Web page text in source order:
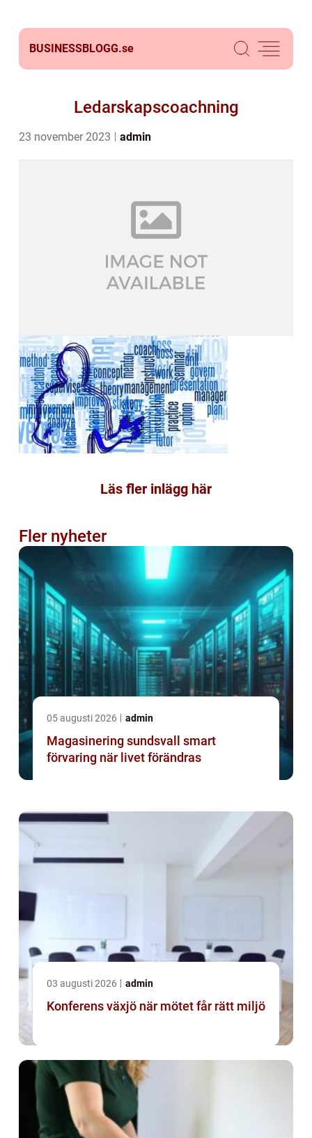
BUSINESSBLOGG.se
Ledarskapscoachning
23 november 2023 admin
Läs fler inlägg här
Fler nyheter
05 augusti 2026 admin
Magasinering sundsvall smart
förvaring när livet förändras
03 augusti 2026 admin
Konferens växjö när mötet får rätt miljö